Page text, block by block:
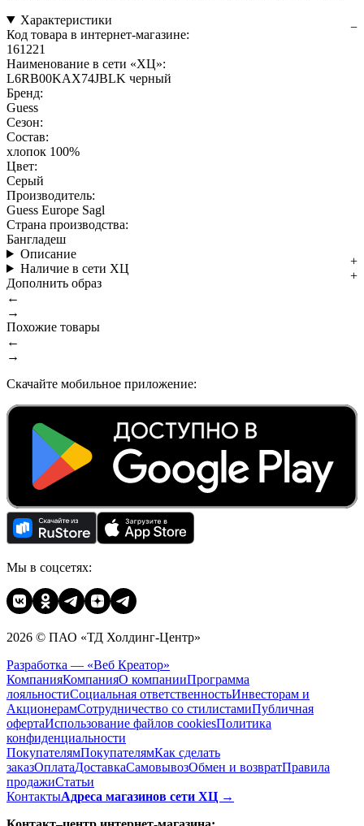
Характеристики
Код товара в интернет-магазине:
161221
Наименование в сети «ХЦ»:
L6RB00KAX74JBLK черный
Бренд:
Guess
Сезон:
Состав:
хлопок 100%
Цвет:
Серый
Производитель:
Guess Europe Sagl
Страна производства:
Бангладеш
Описание
Наличие в сети ХЦ
Дополнить образ
←
→
Похожие товары
←
→
Скачайте мобильное приложение:
Мы в соцсетях:
2026 © ПАО «ТД Холдинг-Центр»
Разработка — «Веб Креатор»
КомпанияКомпанияО компанииПрограмма
лояльностиСоциальная ответственностьИнвесторам и
АкционерамСотрудничество со стилистамиПубличная
офертаИспользование файлов cookiesПолитика
конфиденциальности
ПокупателямПокупателямКак сделать
заказОплатаДоставкаCамовывозОбмен и возвратПравила
продажиСтатьи
КонтактыАдреса магазинов сети ХЦ →